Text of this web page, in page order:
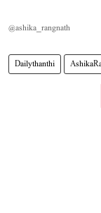
@ashika_rangnath
Dailythanthi